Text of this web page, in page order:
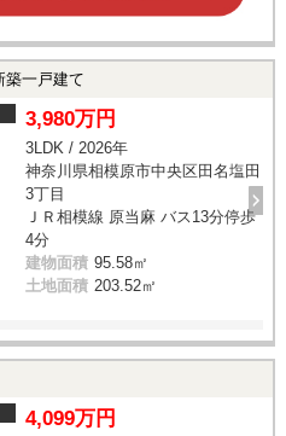
築一戸建て
3,980万円
3LDK / 2026年
神奈川県相模原市中央区田名塩田
3丁目
ＪＲ相模線 原当麻 バス13分停歩
4分
建物面積 95.58㎡
土地面積 203.52㎡
4,099万円